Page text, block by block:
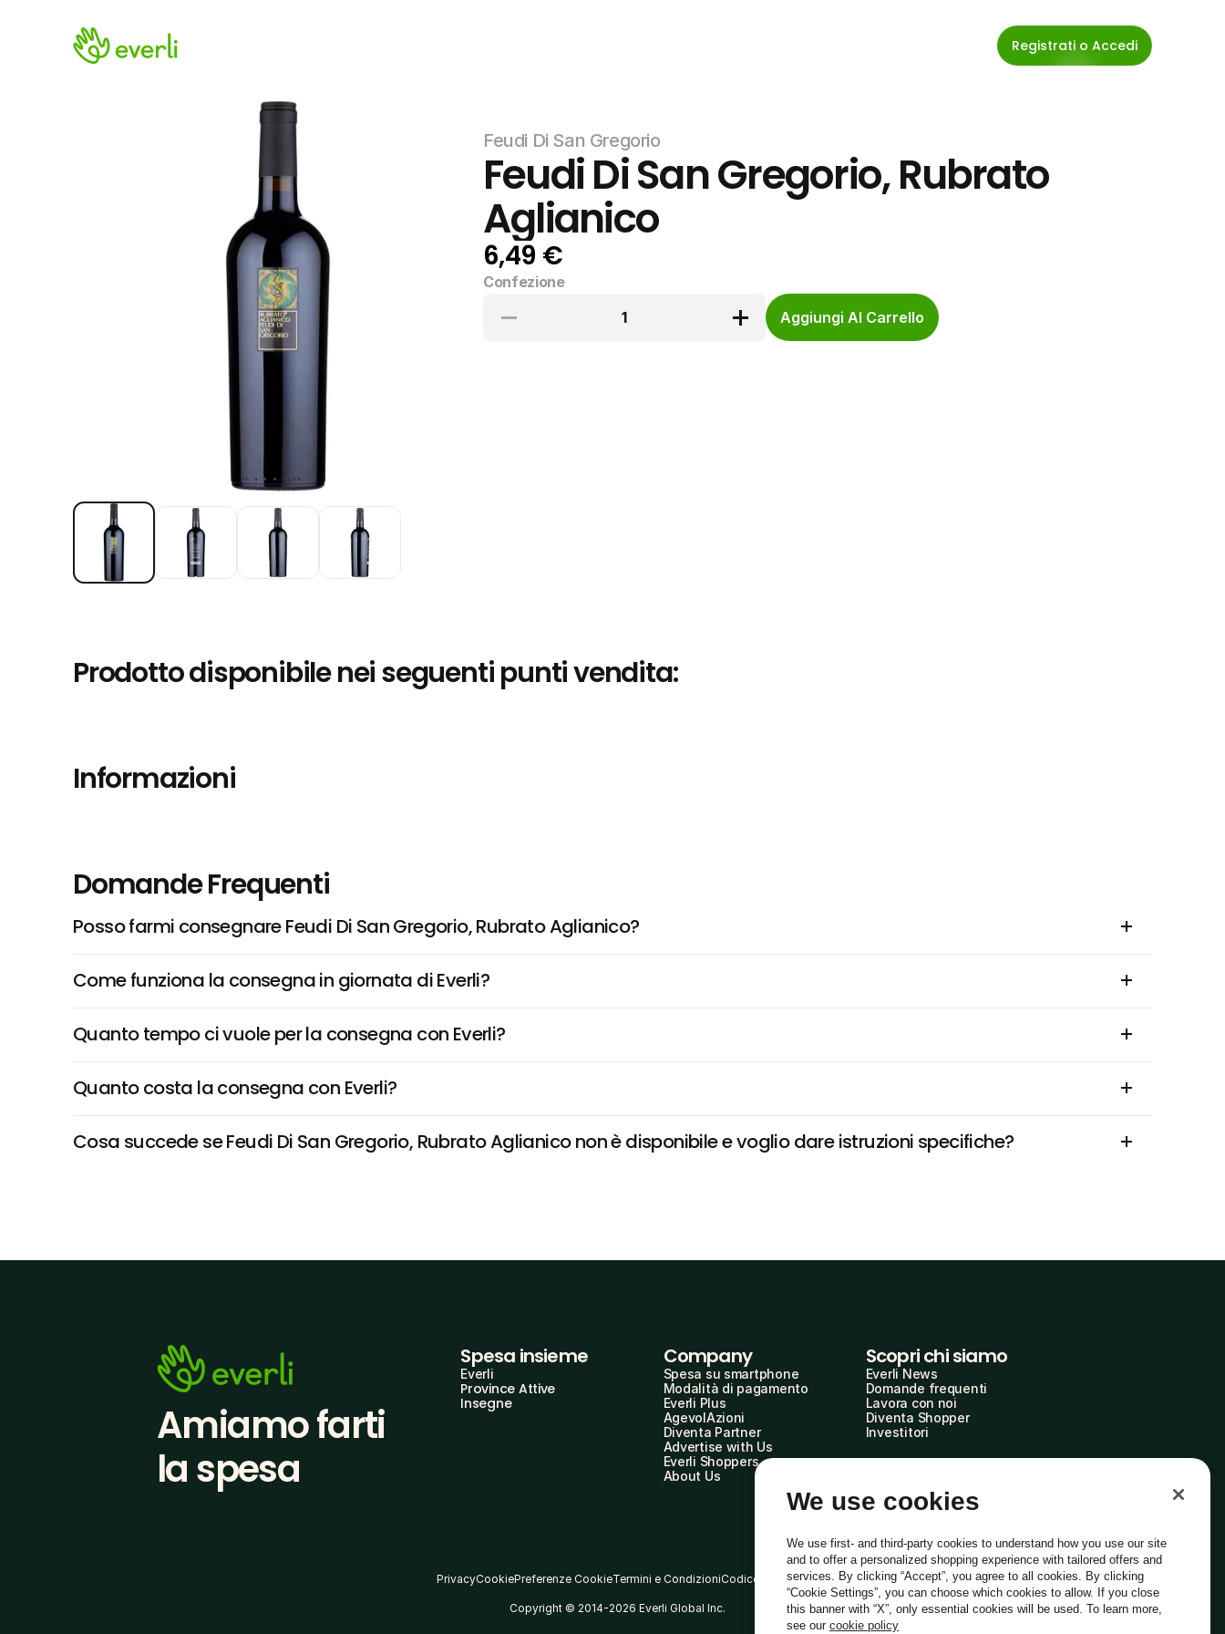
Registrati o Accedi
Feudi Di San Gregorio
Feudi Di San Gregorio, Rubrato
Aglianico
6,49 €
Confezione
1
Aggiungi Al Carrello
Prodotto disponibile nei seguenti punti vendita:
Informazioni
Domande Frequenti
Posso farmi consegnare Feudi Di San Gregorio, Rubrato Aglianico?
Come funziona la consegna in giornata di Everli?
Quanto tempo ci vuole per la consegna con Everli?
Quanto costa la consegna con Everli?
Cosa succede se Feudi Di San Gregorio, Rubrato Aglianico non è disponibile e voglio dare istruzioni specifiche?
Amiamo farti
la spesa
Spesa insieme
Everli
Province Attive
Insegne
Company
Spesa su smartphone
Modalità di pagamento
Everli Plus
AgevolAzioni
Diventa Partner
Advertise with Us
Everli Shoppers
About Us
Scopri chi siamo
Everli News
Domande frequenti
Lavora con noi
Diventa Shopper
Investitori
PrivacyCookiePreferenze CookieTermini e CondizioniCodice Etico
Copyright © 2014-2026 Everli Global Inc. Italiano
We use cookies
We use first- and third-party cookies to understand how you use our site
and to offer a personalized shopping experience with tailored offers and
services. By clicking “Accept”, you agree to all cookies. By clicking
“Cookie Settings”, you can choose which cookies to allow. If you close
this banner with “X”, only essential cookies will be used. To learn more,
see our cookie policy